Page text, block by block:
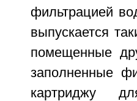
фильтрацией
выпускается
помещенные
заполненные
картриджу